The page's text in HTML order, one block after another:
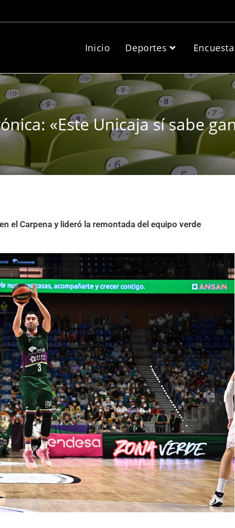
Inicio Deportes
«Este Unicaja sí sabe
el Carpena y lideró la remontada del equipo verde